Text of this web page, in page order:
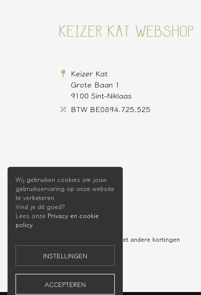
KEIZER KAT WEBSHOP
Keizer Kat
Grote Baan 1
9100 Sint-Niklaas
BTW BE0894.725.525
* Niet cumuleerbaar met andere kortingen
Wij gebruiken cookies om jouw
gebruikservaring op onze website
te verbeteren.
Vind je dit goed?
Lees onze Privacy en cookie
policy.
INSTELLINGEN
ACCEPTEREN